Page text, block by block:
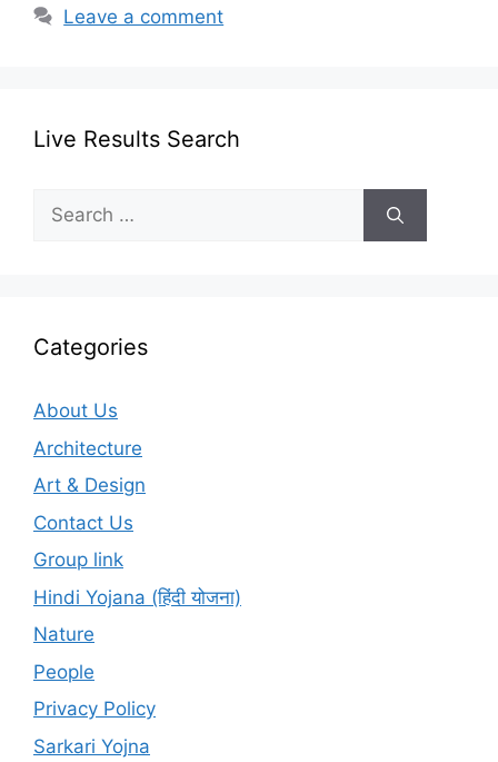
Leave a comment
Live Results Search
Search
for:
Categories
About Us
Architecture
Art & Design
Contact Us
Group link
Hindi Yojana (हिंदी योजना)
Nature
People
Privacy Policy
Sarkari Yojna